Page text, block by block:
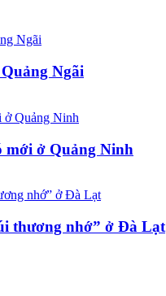
Ngãi
ở Quảng Ninh
thương nhớ” ở Đà Lạt